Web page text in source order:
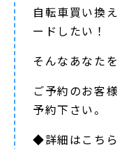
自転車買い換
ードしたい！
そんなあなた
ご予約のお客
予約下さい。
◆詳細はこち